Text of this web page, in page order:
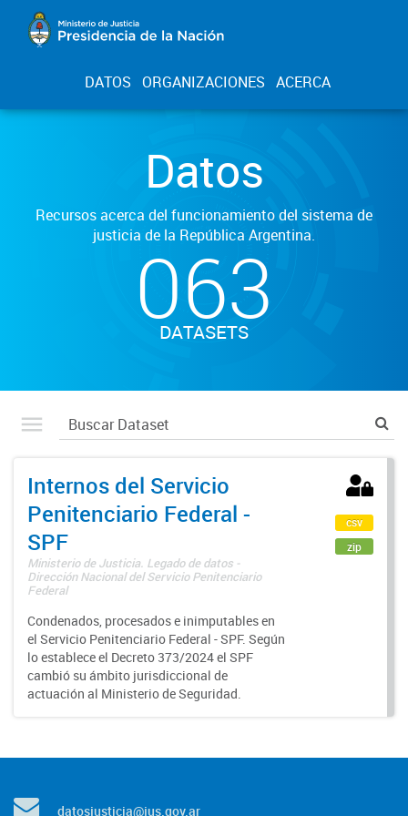
DATOS ORGANIZACIONES ACERCA
Datos
Recursos acerca del funcionamiento del sistema de
justicia de la República Argentina.
063
DATASETS
Internos del Servicio
Penitenciario Federal -
SPF
Ministerio de Justicia. Legado de datos -
Dirección Nacional del Servicio Penitenciario
Federal
Condenados, procesados e inimputables en
el Servicio Penitenciario Federal - SPF. Según
lo establece el Decreto 373/2024 el SPF
cambió su ámbito jurisdiccional de
actuación al Ministerio de Seguridad.
csv
zip
datosjusticia@jus.gov.ar